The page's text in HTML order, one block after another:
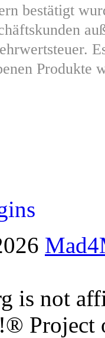
bestätigt
Produkte
is not
Project